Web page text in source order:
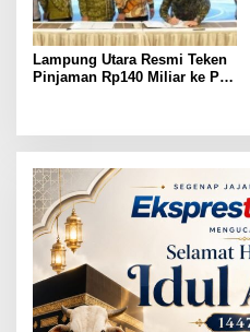
Lampung Utara Resmi Teken
Pinjaman Rp140 Miliar ke PT